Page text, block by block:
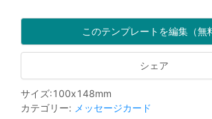
このテンプレートを編集（無
シェア
サイズ:100x148mm
カテゴリー: メッセージカード